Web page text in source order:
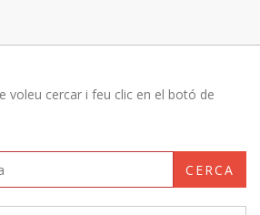
voleu cercar i feu clic en el botó de
CERCA